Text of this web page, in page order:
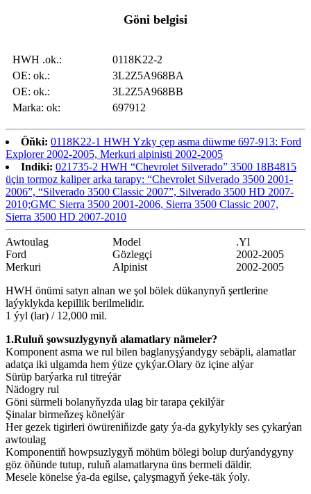
Göni belgisi
HWH .ok.:
0118K22-2
OE: ok.:
3L2Z5A968BA
OE: ok.:
3L2Z5A968BB
Marka: ok:
697912
Öňki: 0118K22-1 HWH Yzky çep asma düwme 697-913: Ford
Explorer 2002-2005, Merkuri alpinisti 2002-2005
Indiki: 021735-2 HWH “Chevrolet Silverado” 3500 18B4815
üçin tormoz kaliper arka tarapy: “Chevrolet Silverado 3500 2001-
2006”, “Silverado 3500 Classic 2007”, Silverado 3500 HD 2007-
2010;GMC Sierra 3500 2001-2006, Sierra 3500 Classic 2007,
Sierra 3500 HD 2007-2010
Awtoulag Model
.Yl
Ford
Gözlegçi
2002-2005
Merkuri
Alpinist
2002-2005
HWH önümi satyn alnan we şol bölek dükanynyň şertlerine
laýyklykda kepillik berilmelidir.
1 ýyl (lar) / 12,000 mil.
1.Ruluň şowsuzlygynyň alamatlary nämeler?
Komponent asma we rul bilen baglanyşýandygy sebäpli, alamatlar
adatça iki ulgamda hem ýüze çykýar.Olary öz içine alýar
Sürüp barýarka rul titreýär
Nädogry rul
Göni sürmeli bolanyňyzda ulag bir tarapa çekilýär
Şinalar birmeňzeş könelýär
Her gezek tigirleri öwüreniňizde gaty ýa-da gykylykly ses çykarýan
awtoulag
Komponentiň howpsuzlygyň möhüm bölegi bolup durýandygyny
göz öňünde tutup, ruluň alamatlaryna üns bermeli däldir.
Mesele könelse ýa-da egilse, çalyşmagyň ýeke-täk ýoly.